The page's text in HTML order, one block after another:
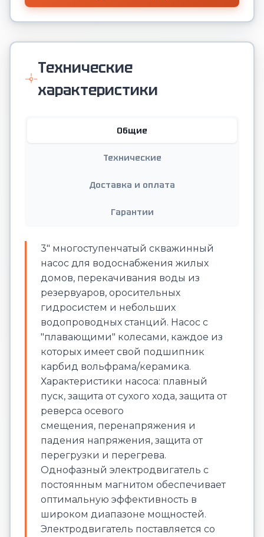
Технические
характеристики
Общие
Технические
Доставка и оплата
Гарантии
3" многоступенчатый скважинный
насос для водоснабжения жилых
домов, перекачивания воды из
резервуаров, оросительных
гидросистем и небольших
водопроводных станций. Насос с
"плавающими" колесами, каждое из
которых имеет свой подшипник
карбид вольфрама/керамика.
Характеристики насоса: плавный
пуск, защита от сухого хода, защита от
реверса осевого
смещения, перенапряжения и
падения напряжения, защита от
перегрузки и перегрева.
Однофазный электродвигатель с
постоянным магнитом обеспечивает
оптимальную эффективность в
широком диапазоне мощностей.
Электродвигатель поставляется со